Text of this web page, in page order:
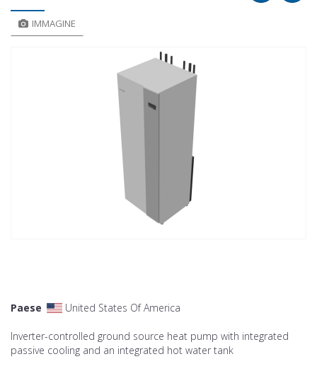
IMMAGINE
Paese United States Of America
Inverter-controlled ground source heat pump with integrated
passive cooling and an integrated hot water tank